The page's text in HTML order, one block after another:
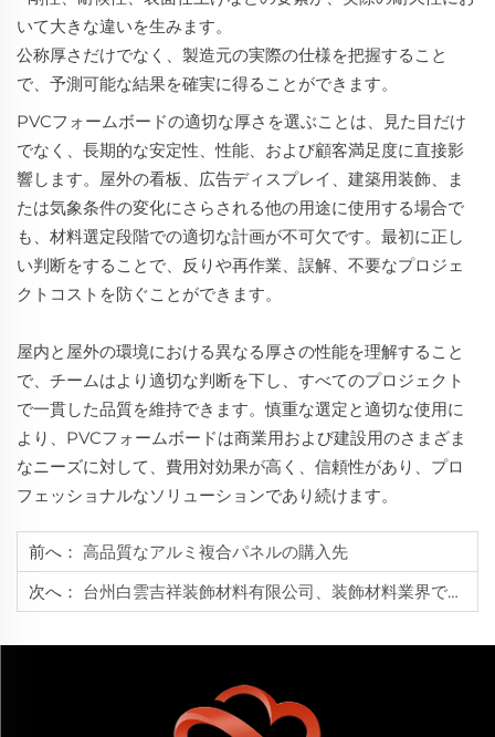
いて大きな違いを生みます。
公称厚さだけでなく、製造元の実際の仕様を把握すること
で、予測可能な結果を確実に得ることができます。
PVCフォームボードの適切な厚さを選ぶことは、見た目だけ
でなく、長期的な安定性、性能、および顧客満足度に直接影
響します。屋外の看板、広告ディスプレイ、建築用装飾、ま
たは気象条件の変化にさらされる他の用途に使用する場合で
も、材料選定段階での適切な計画が不可欠です。最初に正し
い判断をすることで、反りや再作業、誤解、不要なプロジェ
クトコストを防ぐことができます。
屋内と屋外の環境における異なる厚さの性能を理解すること
で、チームはより適切な判断を下し、すべてのプロジェクト
で一貫した品質を維持できます。慎重な選定と適切な使用に
より、PVCフォームボードは商業用および建設用のさまざま
なニーズに対して、費用対効果が高く、信頼性があり、プロ
フェッショナルなソリューションであり続けます。
前へ： 高品質なアルミ複合パネルの購入先
次へ： 台州白雲吉祥装飾材料有限公司、装飾材料業界で生産能力を拡大しグローバル展開を強化